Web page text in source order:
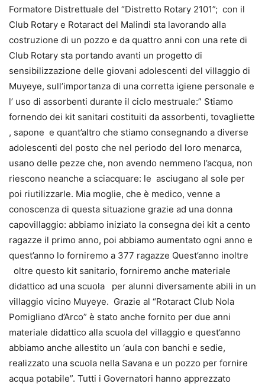
Formatore Distrettuale del “Distretto Rotary 2101”; con il
Club Rotary e Rotaract del Malindi sta lavorando alla
costruzione di un pozzo e da quattro anni con una rete di
Club Rotary sta portando avanti un progetto di
sensibilizzazione delle giovani adolescenti del villaggio di
Muyeye, sull’importanza di una corretta igiene personale e
l’ uso di assorbenti durante il ciclo mestruale:” Stiamo
fornendo dei kit sanitari costituiti da assorbenti, tovagliette
, sapone e quant’altro che stiamo consegnando a diverse
adolescenti del posto che nel periodo del loro menarca,
usano delle pezze che, non avendo nemmeno l’acqua, non
riescono neanche a sciacquare: le asciugano al sole per
poi riutilizzarle. Mia moglie, che è medico, venne a
conoscenza di questa situazione grazie ad una donna
capovillaggio: abbiamo iniziato la consegna dei kit a cento
ragazze il primo anno, poi abbiamo aumentato ogni anno e
quest’anno lo forniremo a 377 ragazze Quest’anno inoltre
oltre questo kit sanitario, forniremo anche materiale
didattico ad una scuola per alunni diversamente abili in un
villaggio vicino Muyeye. Grazie al “Rotaract Club Nola
Pomigliano d’Arco” è stato anche fornito per due anni
materiale didattico alla scuola del villaggio e quest’anno
abbiamo anche allestito un ‘aula con banchi e sedie,
realizzato una scuola nella Savana e un pozzo per fornire
acqua potabile”. Tutti i Governatori hanno apprezzato